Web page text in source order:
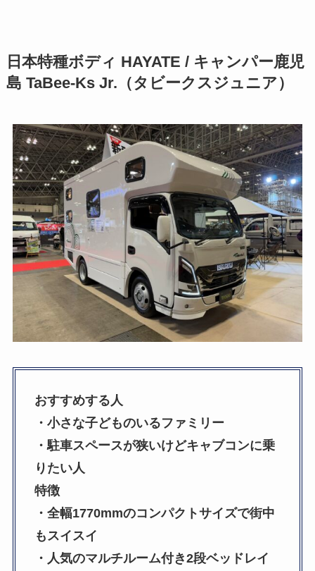
日本特種ボディ HAYATE / キャンパー鹿児
島 TaBee-Ks Jr.（タビークスジュニア）
おすすめする人
・小さな子どものいるファミリー
・駐車スペースが狭いけどキャブコンに乗
りたい人
特徴
・全幅1770mmのコンパクトサイズで街中
もスイスイ
・ 人気のマルチルーム付き2段ベッドレイ